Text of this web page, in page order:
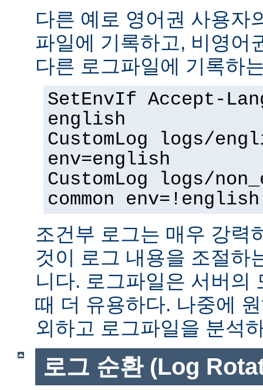
다른 예로 영어권 사용자
파일에 기록하고, 비영어
다른 로그파일에 기록하
SetEnvIf Accept-
english
CustomLog logs/
env=english
CustomLog logs/
common env=!english
조건부 로그는 매우 강력
것이 로그 내용을 조절하
니다. 로그파일은 서버의
때 더 유용하다. 나중에
외하고 로그파일을 분석
로그 순환 (Log